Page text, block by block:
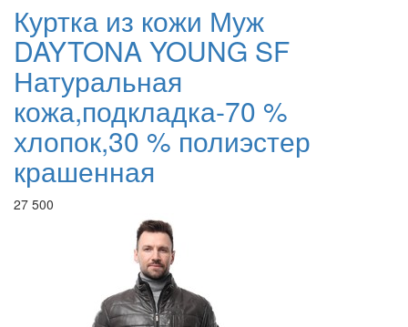
Куртка из кожи Муж
DAYTONA YOUNG SF
Натуральная
кожа,подкладка-70 %
хлопок,30 % полиэстер
крашенная
27 500